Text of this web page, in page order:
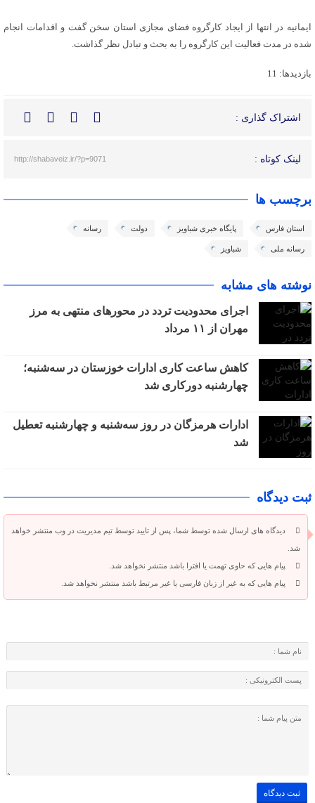
ایمانیه در انتها از ایجاد کارگروه فضای مجازی استان سخن گفت و اقدامات انجام
شده در مدت فعالیت این کارگروه را به بحث و تبادل نظر گذاشت.
بازدیدها: 11
اشتراک گذاری :
لینک کوتاه : http://shabaveiz.ir/?p=9071
برچسب ها
استان فارس پایگاه خبری شباویز دولت رسانه
رسانه ملی شباویز
نوشته های مشابه
اجرای محدودیت تردد در محورهای منتهی به مرز
مهران از ۱۱ مرداد
کاهش ساعت کاری ادارات خوزستان در سه‌شنبه؛
چهارشنبه دورکاری شد
ادارات هرمزگان در روز سه‌شنبه و چهارشنبه تعطیل
شد
ثبت دیدگاه
دیدگاه های ارسال شده توسط شما، پس از تایید توسط تیم مدیریت در وب منتشر خواهد
شد.
پیام هایی که حاوی تهمت یا افترا باشد منتشر نخواهد شد.
پیام هایی که به غیر از زبان فارسی یا غیر مرتبط باشد منتشر نخواهد شد.